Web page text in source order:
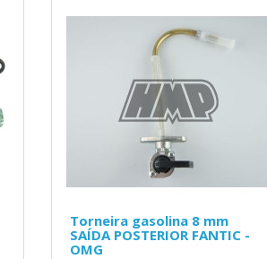
Torneira gasolina 8 mm
SAÍDA POSTERIOR FANTIC -
OMG